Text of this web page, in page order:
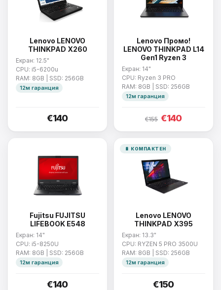
Lenovo LENOVO
THINKPAD X260
Екран: 12.5"
CPU: i5-6200u
RAM: 8GB | SSD: 256GB
12м гаранция
€140
Lenovo Промо!
LENOVO THINKPAD L14
Gen1 Ryzen 3
Екран: 14"
CPU: Ryzen 3 PRO
RAM: 8GB | SSD: 256GB
12м гаранция
€155 €140
Fujitsu FUJITSU
LIFEBOOK E548
Екран: 14"
CPU: i5-8250U
RAM: 8GB | SSD: 256GB
12м гаранция
€140
🔋 КОМПАКТЕН
Lenovo LENOVO
THINKPAD X395
Екран: 13.3"
CPU: RYZEN 5 PRO 3500U
RAM: 8GB | SSD: 256GB
12м гаранция
€150